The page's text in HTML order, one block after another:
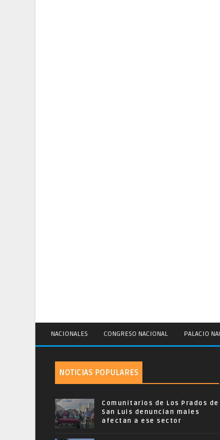
NACIONALES CONGRESO NACIONAL PALACIO
NOTICIAS POPULARES
Comunitarios de Los Prados de
San Luis denuncian males
afectan a ese sector